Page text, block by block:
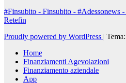
#Finsubito - Finsubito - #Adessonews
Retefin
Proudly powered by WordPress |
Home
Finanziamenti Agevolazioni
Finanziamento aziendale
App